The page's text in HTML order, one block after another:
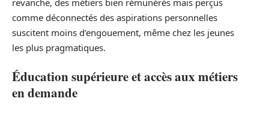
comme déconnectés des aspirations personnelles
suscitent moins d’engouement, même chez les jeunes
les plus pragmatiques.
Éducation supérieure et accès aux métiers
en demande